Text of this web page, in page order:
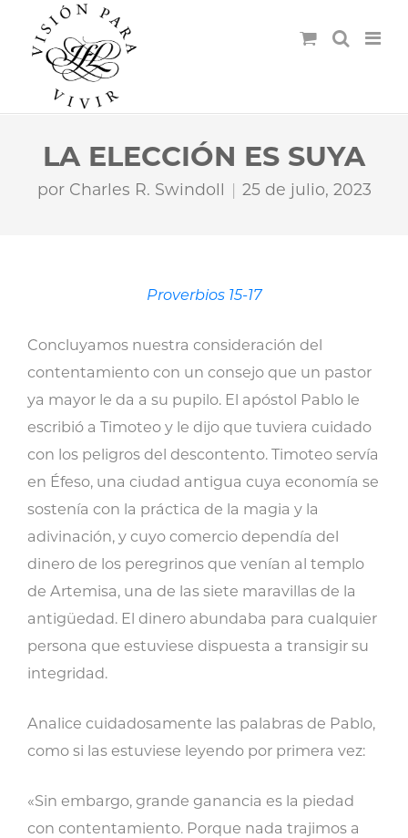
LA ELECCIÓN ES SUYA
por Charles R. Swindoll 25 de julio, 2023
Proverbios 15-17
Concluyamos nuestra consideración del
contentamiento con un consejo que un pastor
ya mayor le da a su pupilo. El apóstol Pablo le
escribió a Timoteo y le dijo que tuviera cuidado
con los peligros del descontento. Timoteo servía
en Éfeso, una ciudad antigua cuya economía se
sostenía con la práctica de la magia y la
adivinación, y cuyo comercio dependía del
dinero de los peregrinos que venían al templo
de Artemisa, una de las siete maravillas de la
antigüedad. El dinero abundaba para cualquier
persona que estuviese dispuesta a transigir su
integridad.
Analice cuidadosamente las palabras de Pablo,
como si las estuviese leyendo por primera vez:
«Sin embargo, grande ganancia es la piedad
con contentamiento. Porque nada trajimos a